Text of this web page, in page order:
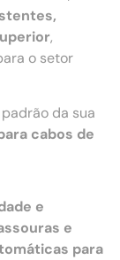
,
o setor
da sua
cabos de
e
e
para